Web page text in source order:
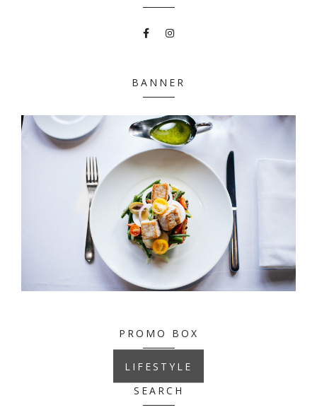
BANNER
PROMO BOX
LIFESTYLE
SEARCH